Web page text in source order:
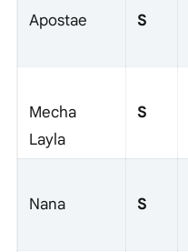
Apostae S
Mecha
Layla
S
Nana S